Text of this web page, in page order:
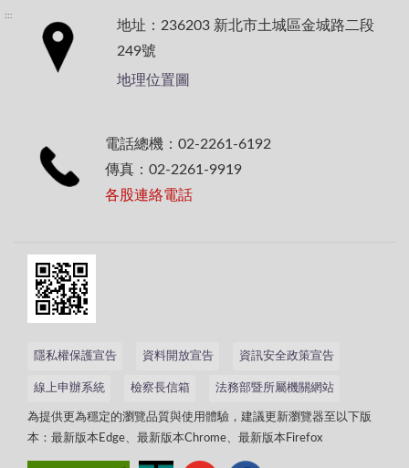
命，與學生
業度，成為社區中的反毒、反詐尖兵，期許本署觀護工
作團隊持續茁壯並展現助人者的價值。
:::
地址：236203 新北市土城區金城路二段
249號
地理位置圖
電話總機：02-2261-6192
傳真：02-2261-9919
各股連絡電話
隱私權保護宣告 資料開放宣告 資訊安全政策宣告
線上申辦系統 檢察長信箱 法務部暨所屬機關網站
為提供更為穩定的瀏覽品質與使用體驗，建議更新瀏覽器至以下版
本：最新版本Edge、最新版本Chrome、最新版本Firefox